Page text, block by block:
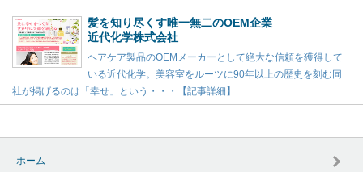
髪を知り尽くす唯一無二のOEM企業
近代化学株式会社
ヘアケア製品のOEMメーカーとして絶大な信頼を獲得して
いる近代化学。美容室をルーツに90年以上の歴史を刻む同
社が掲げるのは「幸せ」という・・・【記事詳細】
ホーム